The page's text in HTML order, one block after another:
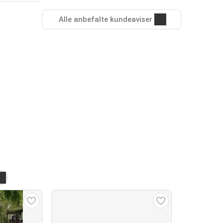
Alle anbefalte kundeaviser